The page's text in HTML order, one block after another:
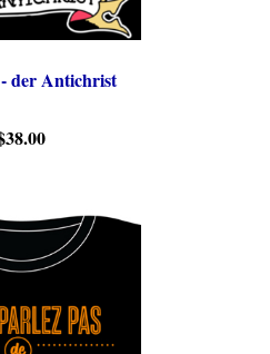
der Antichrist